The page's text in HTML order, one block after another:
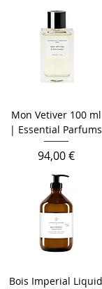
Mon Vetiver 100 ml
| Essential Parfums
Prix
94,00 €
Bois Imperial Liquid